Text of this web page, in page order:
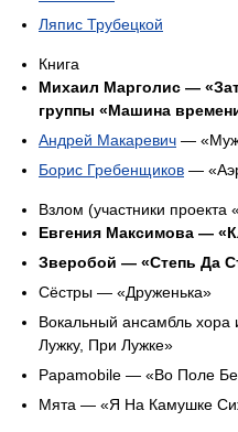
Ляпис Трубецкой
Книга
Михаил Марголис —
группы «Машина
Андрей Макаревич —
Борис Гребенщиков —
Взлом (участники проекта
Евгения Максимова —
Зверобой — «Степь Да
Сёстры — «Друженька»
Вокальный ансамбль
Лужку, При Лужке»
Papamobile — «Во Поле
Мята — «Я На Камушке